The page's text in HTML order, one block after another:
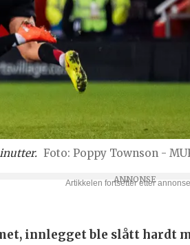
Poppy Townson -
innlegget ble slått hardt